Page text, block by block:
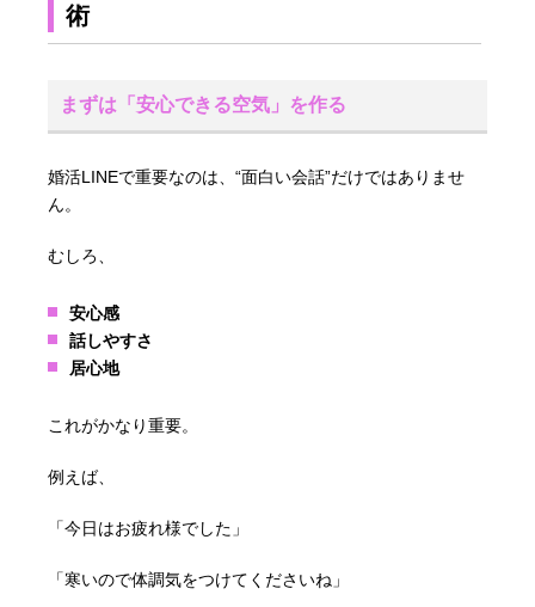
術
まずは「安心できる空気」を作る
婚活LINEで重要なのは、“面白い会話”だけではありませ
ん。
むしろ、
安心感
話しやすさ
居心地
これがかなり重要。
例えば、
「今日はお疲れ様でした」
「寒いので体調気をつけてくださいね」